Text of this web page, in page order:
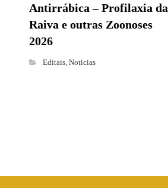
Antirrábica – Profilaxia da
Raiva e outras Zoonoses
2026
Editais, Noticias